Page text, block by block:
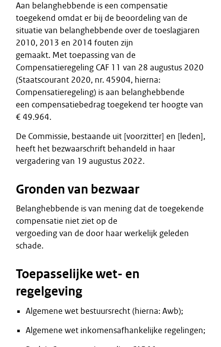
Aan belanghebbende is een compensatie
toegekend omdat er bij de beoordeling van de
situatie van belanghebbende over de toeslagjaren
2010, 2013 en 2014 fouten zijn
gemaakt. Met toepassing van de
Compensatieregeling CAF 11 van 28 augustus 2020
(Staatscourant 2020, nr. 45904, hierna:
Compensatieregeling) is aan belanghebbende
een compensatiebedrag toegekend ter hoogte van
€ 49.964.
De Commissie, bestaande uit [voorzitter] en [leden],
heeft het bezwaarschrift behandeld in haar
vergadering van 19 augustus 2022.
Gronden van bezwaar
Belanghebbende is van mening dat de toegekende
compensatie niet ziet op de
vergoeding van de door haar werkelijk geleden
schade.
Toepasselijke wet- en
regelgeving
Algemene wet bestuursrecht (hierna: Awb);
Algemene wet inkomensafhankelijke regelingen;